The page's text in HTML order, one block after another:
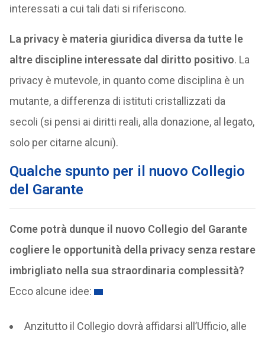
interessati a cui tali dati si riferiscono.
La privacy è materia giuridica diversa da tutte le
altre discipline interessate dal diritto positivo. La
privacy è mutevole, in quanto come disciplina è un
mutante, a differenza di istituti cristallizzati da
secoli (si pensi ai diritti reali, alla donazione, al legato,
solo per citarne alcuni).
Qualche spunto per il nuovo Collegio
del Garante
Come potrà dunque il nuovo Collegio del Garante
cogliere le opportunità della privacy senza restare
imbrigliato nella sua straordinaria complessità?
Ecco alcune idee:
Anzitutto il Collegio dovrà affidarsi all’Ufficio, alle